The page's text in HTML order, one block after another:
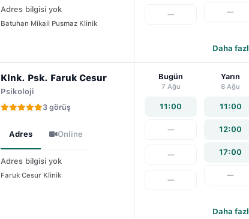
Adres bilgisi yok
Batuhan Mikail Pusmaz Klinik
— —
Daha
Klnk. Psk. Faruk Cesur
Psikoloji
3 görüş
Adres Online
Adres bilgisi yok
Faruk Cesur Klinik
Bugün
7 Ağu
11:00
—
—
—
Yarın
8 Ağu
11:00
12:00
17:00
—
Daha